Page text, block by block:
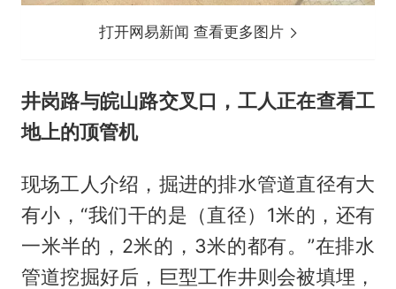
打开网易新闻 查看更多图片
井岗路与皖山路交叉口，工人正在查看工
地上的顶管机
现场工人介绍，掘进的排水管道直径有大
有小，“我们干的是（直径）1米的，还有
一米半的，2米的，3米的都有。”在排水
管道挖掘好后，巨型工作井则会被填埋，